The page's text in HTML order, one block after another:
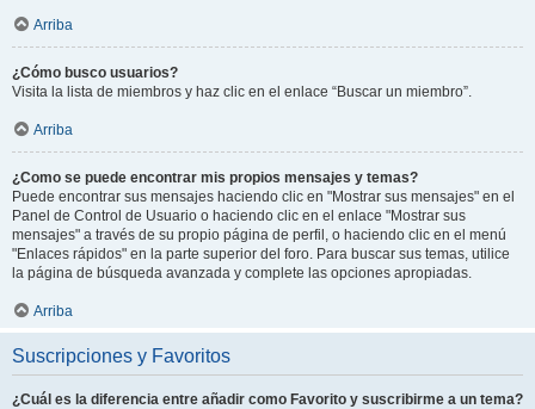
Arriba
¿Cómo busco usuarios?
Visita la lista de miembros y haz clic en el enlace “Buscar un miembro”.
Arriba
¿Como se puede encontrar mis propios mensajes y temas?
Puede encontrar sus mensajes haciendo clic en "Mostrar sus mensajes" en el
Panel de Control de Usuario o haciendo clic en el enlace "Mostrar sus
mensajes" a través de su propio página de perfil, o haciendo clic en el menú
"Enlaces rápidos" en la parte superior del foro. Para buscar sus temas, utilice
la página de búsqueda avanzada y complete las opciones apropiadas.
Arriba
Suscripciones y Favoritos
¿Cuál es la diferencia entre añadir como Favorito y suscribirme a un tema?